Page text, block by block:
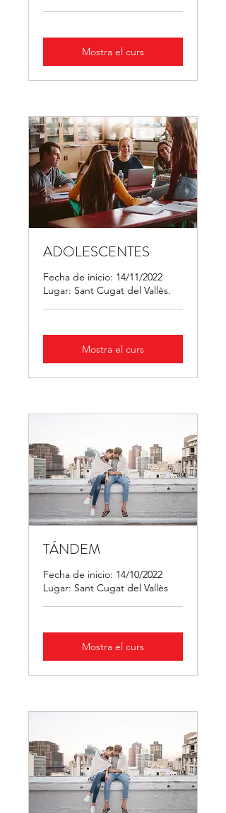
Mostra el curs
ADOLESCENTES
Fecha de inicio: 14/11/2022
Lugar: Sant Cugat del Vallès.
Mostra el curs
TÁNDEM
Fecha de inicio: 14/10/2022
Lugar: Sant Cugat del Vallès
Mostra el curs